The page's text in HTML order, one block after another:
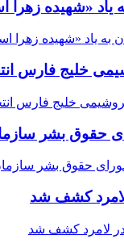
یاد «شهیده
خلیج فارس
حقوق بشر